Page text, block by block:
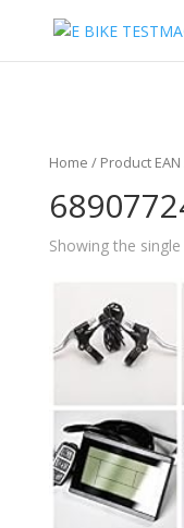
Home / Product
Showing the